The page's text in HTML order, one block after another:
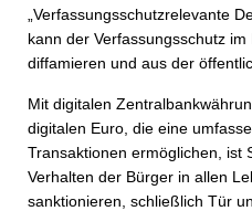
„Verfassungsschutzrelevante
kann der Verfassungsschutz
diffamieren und aus der
Mit digitalen
digitalen Euro, die eine
Transaktionen ermöglichen, ist
Verhalten der Bürger in allen
sanktionieren, schließlich Tür